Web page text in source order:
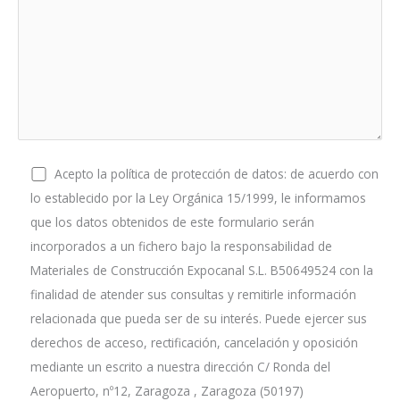
Acepto la política de protección de datos: de acuerdo con
lo establecido por la Ley Orgánica 15/1999, le informamos
que los datos obtenidos de este formulario serán
incorporados a un fichero bajo la responsabilidad de
Materiales de Construcción Expocanal S.L. B50649524 con la
finalidad de atender sus consultas y remitirle información
relacionada que pueda ser de su interés. Puede ejercer sus
derechos de acceso, rectificación, cancelación y oposición
mediante un escrito a nuestra dirección C/ Ronda del
Aeropuerto, nº12, Zaragoza , Zaragoza (50197)